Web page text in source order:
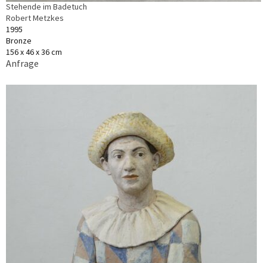
Stehende im Badetuch
Robert Metzkes
1995
Bronze
156 x 46 x 36 cm
Anfrage